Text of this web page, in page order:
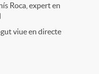
Roca, expert en
viue en directe